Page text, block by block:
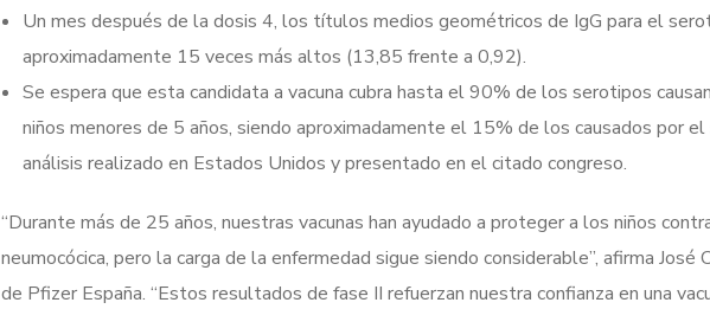
Un mes después de la dosis 4, los títulos medios geométricos de IgG para el
aproximadamente 15 veces más altos (13,85 frente a 0,92).
Se espera que esta candidata a vacuna cubra hasta el 90% de los serotipos
niños menores de 5 años, siendo aproximadamente el 15% de los causados por
análisis realizado en Estados Unidos y presentado en el citado congreso.
“Durante más de 25 años, nuestras vacunas han ayudado a proteger a los niños
neumocócica, pero la carga de la enfermedad sigue siendo considerable”, afirma José
de Pfizer España. “Estos resultados de fase II refuerzan nuestra confianza en una